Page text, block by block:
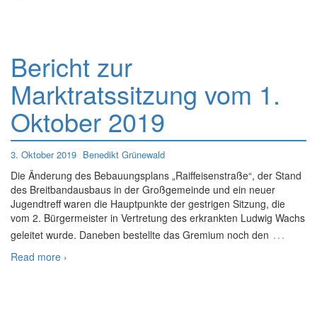
Bericht zur
Marktratssitzung vom 1.
Oktober 2019
3. Oktober 2019 Benedikt Grünewald
Die Änderung des Bebauungsplans „Raiffeisenstraße“, der Stand
des Breitbandausbaus in der Großgemeinde und ein neuer
Jugendtreff waren die Hauptpunkte der gestrigen Sitzung, die
vom 2. Bürgermeister in Vertretung des erkrankten Ludwig Wachs
geleitet wurde. Daneben bestellte das Gremium noch den …
Read more ›